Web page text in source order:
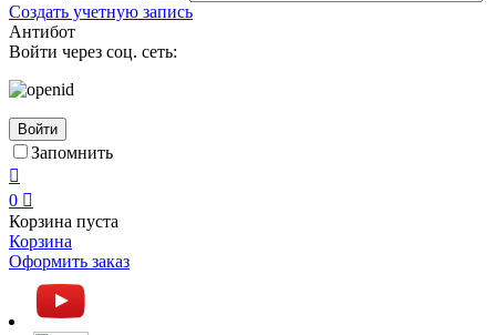
Создать учетную запись
Антибот
Войти через соц. сеть:
Войти
Запомнить

0 
Корзина пуста
Корзина
Оформить заказ